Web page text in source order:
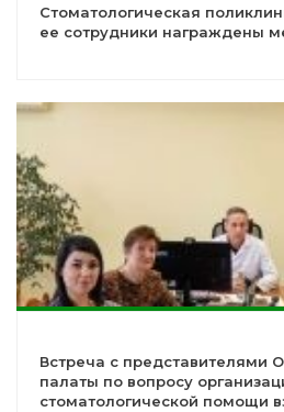
Стоматологическая
ее сотрудники награждены
Встреча с представителями
палаты по вопросу
стоматологической помощи